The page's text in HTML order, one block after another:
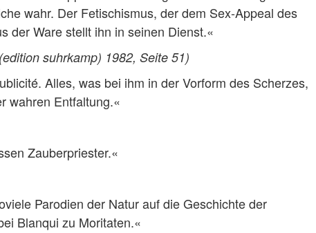
wahr. Der Fetischismus, der dem Sex-Appeal des
der Ware stellt ihn in seinen Dienst.«
suhrkamp) 1982, Seite 51)
Alles, was bei ihm in der Vorform des Scherzes,
wahren Entfaltung.«
Zauberpriester.«
Parodien der Natur auf die Geschichte der
Blanqui zu Moritaten.«